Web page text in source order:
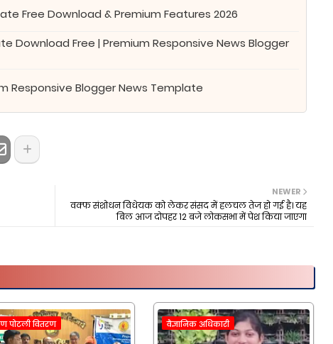
Free Download & Premium Features 2026
Download Free | Premium Responsive News Blogger
Responsive Blogger News Template
NEWER
वक्फ संशोधन विधेयक को लेकर संसद में हलचल तेज हो गई है। यह
बिल आज दोपहर 12 बजे लोकसभा में पेश किया जाएगा
पोटली वितरण वैज्ञानिक अधिकारी